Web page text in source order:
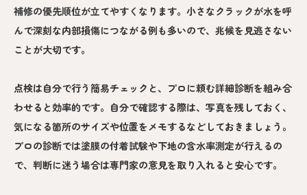
補修の優先順位が立てやすくなります。小さなクラックが水を呼
んで深刻な内部損傷につながる例も多いので、兆候を見逃さない
ことが大切です。
点検は自分で行う簡易チェックと、プロに頼む詳細診断を組み合
わせると効率的です。自分で確認する際は、写真を残しておく、
気になる箇所のサイズや位置をメモするなどしておきましょう。
プロの診断では塗膜の付着試験や下地の含水率測定が行えるの
で、判断に迷う場合は専門家の意見を取り入れると安心です。